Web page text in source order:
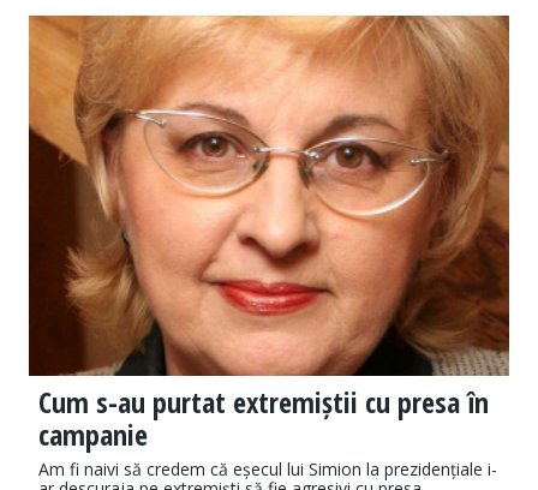
Cum s-au purtat extremiștii cu presa în
campanie
Am fi naivi să credem că eșecul lui Simion la prezidențiale i-